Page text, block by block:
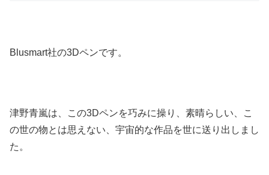
Blusmart社の3Dペンです。
津野青嵐は、この3Dペンを巧みに操り、素晴らしい、こ
の世の物とは思えない、宇宙的な作品を世に送り出しまし
た。